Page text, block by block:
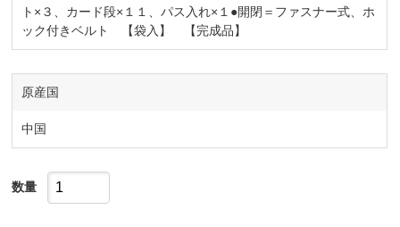
ト×３、カード段×１１、パス入れ×１●開閉＝ファスナー式、ホ
ック付きベルト 【袋入】 【完成品】
原産国
中国
数量